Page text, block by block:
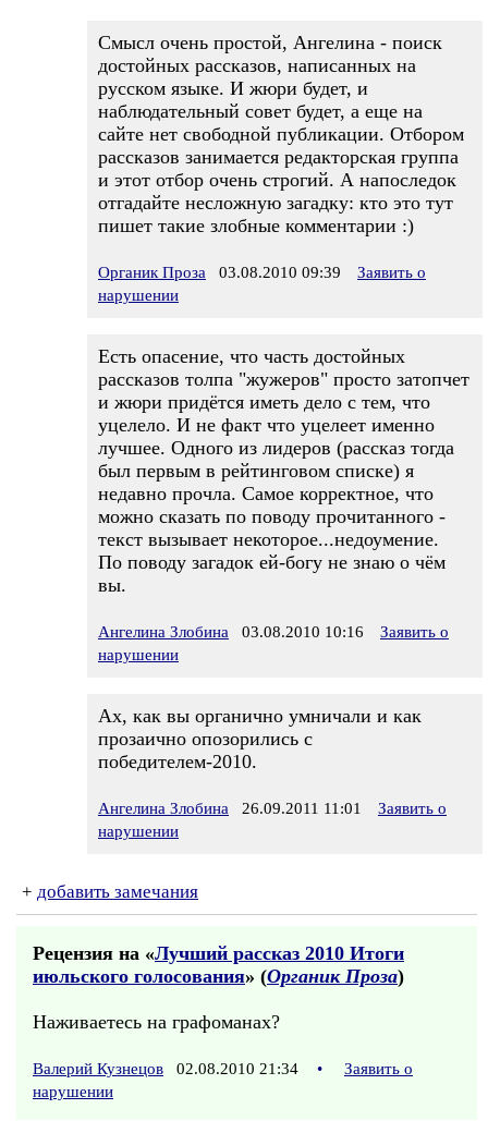
Смысл очень простой, Ангелина - поиск
достойных рассказов, написанных на
русском языке. И жюри будет, и
наблюдательный совет будет, а еще на
сайте нет свободной публикации. Отбором
рассказов занимается редакторская группа
и этот отбор очень строгий. А напоследок
отгадайте несложную загадку: кто это тут
пишет такие злобные комментарии :)
Органик Проза 03.08.2010 09:39
Заявить о
нарушении
Есть опасение, что часть достойных
рассказов толпа "жужеров" просто затопчет
и жюри придётся иметь дело с тем, что
уцелело. И не факт что уцелеет именно
лучшее. Одного из лидеров (рассказ тогда
был первым в рейтинговом списке) я
недавно прочла. Самое корректное, что
можно сказать по поводу прочитанного -
текст вызывает некоторое...недоумение.
По поводу загадок ей-богу не знаю о чём
вы.
Ангелина Злобина 03.08.2010 10:16
Заявить о
нарушении
Ах, как вы органично умничали и как
прозаично опозорились с
победителем-2010.
Ангелина Злобина 26.09.2011 11:01
Заявить о
нарушении
+ добавить замечания
Рецензия на «Лучший рассказ 2010 Итоги
июльского голосования» (Органик Проза)
Наживаетесь на графоманах?
Валерий Кузнецов 02.08.2010 21:34 •
Заявить о
нарушении